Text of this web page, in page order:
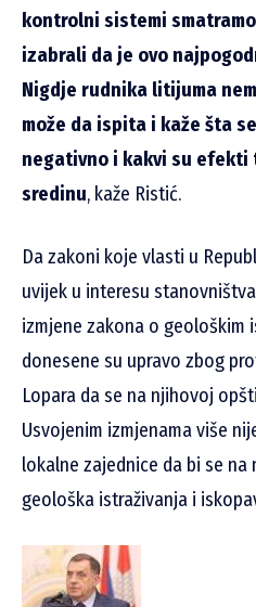
kontrolni sistemi
izabrali da je ovo
Nigdje rudnika litijuma
može da ispita i kaže šta
negativno i kakvi su efekti
sredinu, kaže Ristić.
Da zakoni koje vlasti u
uvijek u interesu
izmjene zakona o geološkim
donesene su upravo zbog
Lopara da se na njihovoj
Usvojenim izmjenama više
lokalne zajednice da bi se
geološka istraživanja i